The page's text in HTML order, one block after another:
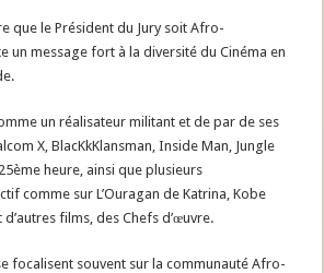
que le Président du Jury soit Afro-
un message fort à la diversité du Cinéma en
un réalisateur militant et de par de ses
X, BlacKkKlansman, Inside Man, Jungle
heure, ainsi que plusieurs
comme sur L’Ouragan de Katrina, Kobe
films, des Chefs d’œuvre.
focalisent souvent sur la communauté Afro-